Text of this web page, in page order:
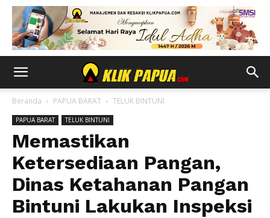
Beranda PAPUA BARAT TELUK BINTUNI
PAPUA BARAT TELUK BINTUNI
Memastikan
Ketersediaan Pangan,
Dinas Ketahanan Pangan
Bintuni Lakukan Inspeksi